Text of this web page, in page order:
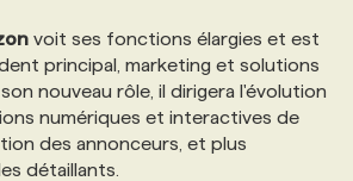
DE SUBVENTIONS
NOUS
voit ses fonctions élargies et est
principal, marketing et solutions
nouveau rôle, il dirigera l'évolution
numériques et interactives de
des annonceurs, et plus
détaillants.